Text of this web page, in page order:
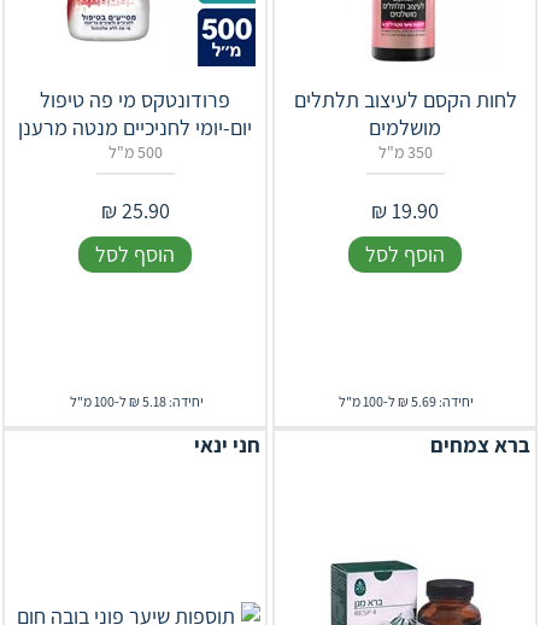
לחות הקסם לעיצוב תלתלים
מושלמים
350 מ"ל
19.90
₪
הוסף לסל
יחידה: 5.69 ₪ ל-100 מ"ל
פרודונטקס מי פה טיפול
יום-יומי לחניכיים מנטה מרענן
500 מ"ל
25.90
₪
הוסף לסל
יחידה: 5.18 ₪ ל-100 מ"ל
ברא צמחים חני ינאי